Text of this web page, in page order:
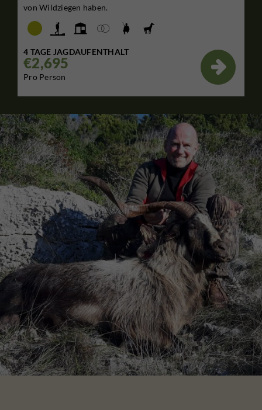
von Wildziegen haben.
4 TAGE JAGDAUFENTHALT
€2,695
Pro Person
